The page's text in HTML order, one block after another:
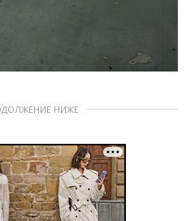
НИЖЕ